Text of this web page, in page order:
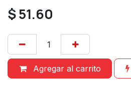
$51.60
Agregar al carrito